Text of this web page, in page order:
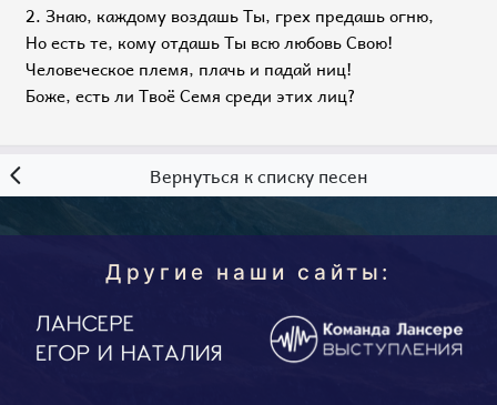
2. Знаю, каждому воздашь Ты, грех предашь огню,
Но есть те, кому отдашь Ты всю любовь Свою!
Человеческое племя, плачь и падай ниц!
Боже, есть ли Твоё Семя среди этих лиц?
Вернуться к списку песен
Другие наши сайты: